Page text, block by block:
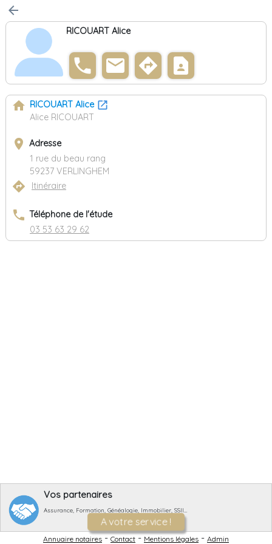
arrow_back
RICOUART Alice
phone email directions contact_page
home RICOUART Alice
Alice RICOUART
place Adresse
1 rue du beau rang
59237 VERLINGHEM
directions Itinéraire
phone Téléphone de l'étude
03 53 63 29 62
Vos partenaires
Assurance, Formation, Généalogie, Immobilier, SSII…
A votre service !
Annuaire notaires-Contact-Mentions légales - Admin